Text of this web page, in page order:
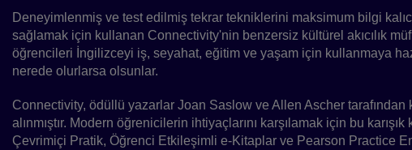
Deneyimlenmiş ve test edilmiş tekrar tekniklerini maksimum bilgi
sağlamak için kullanan Connectivity'nin benzersiz kültürel akıcılık
öğrencileri İngilizceyi iş, seyahat, eğitim ve yaşam için kullanmaya
nerede olurlarsa olsunlar.
Connectivity, ödüllü yazarlar Joan Saslow ve Allen Ascher tarafından
alınmıştır. Modern öğrenicilerin ihtiyaçlarını karşılamak için bu karışık
Çevrimiçi Pratik, Öğrenci Etkileşimli e-Kitaplar ve Pearson Practice